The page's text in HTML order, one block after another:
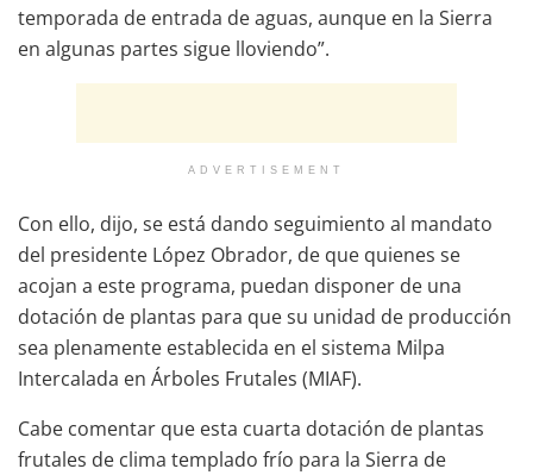
temporada de entrada de aguas, aunque en la Sierra
en algunas partes sigue lloviendo”.
ADVERTISEMENT
Con ello, dijo, se está dando seguimiento al mandato
del presidente López Obrador, de que quienes se
acojan a este programa, puedan disponer de una
dotación de plantas para que su unidad de producción
sea plenamente establecida en el sistema Milpa
Intercalada en Árboles Frutales (MIAF).
Cabe comentar que esta cuarta dotación de plantas
frutales de clima templado frío para la Sierra de